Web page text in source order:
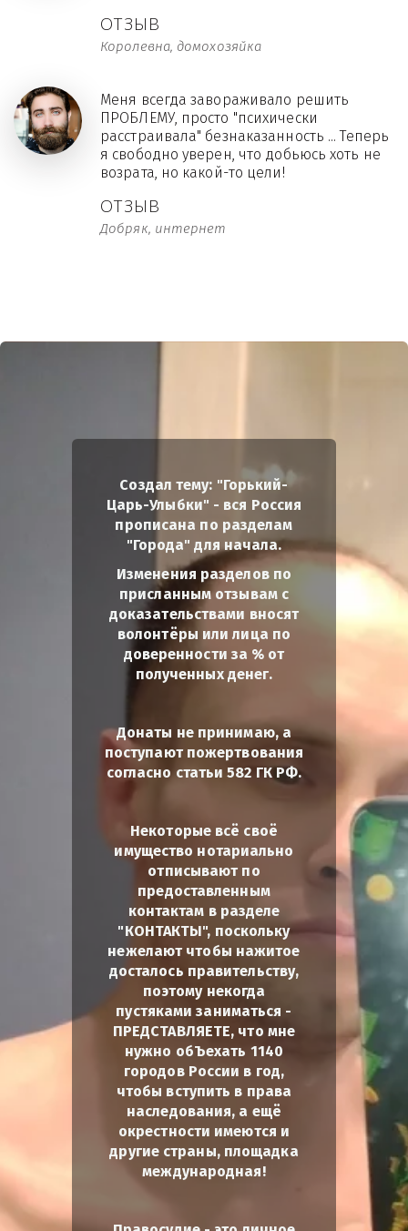
ОТЗЫВ
Королевна, домохозяйка
ОТЗЫВ
Добряк, интернет
Меня всегда завораживало решить
ПРОБЛЕМУ, просто "психически
расстраивала" безнаказанность ... Теперь
я свободно уверен, что добьюсь хоть не
возрата, но какой-то цели!
Создал тему: "Горький-
Царь-Улыбки" - вся Россия
прописана по разделам
"Города" для начала.
Изменения разделов по
присланным отзывам с
доказательствами вносят
волонтёры или лица по
доверенности за % от
полученных денег.
Донаты не принимаю, а
поступают пожертвования
согласно статьи 582 ГК РФ.
Некоторые всё своё
имущество нотариально
отписывают по
предоставленным
контактам в разделе
"КОНТАКТЫ", поскольку
нежелают чтобы нажитое
досталось правительству,
поэтому некогда
пустяками заниматься -
ПРЕДСТАВЛЯЕТЕ, что мне
нужно обЪехать 1140
городов России в год,
чтобы вступить в права
наследования, а ещё
окрестности имеются и
другие страны, площадка
международная!